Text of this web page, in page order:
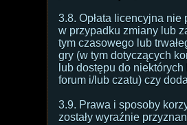
3.8. Opłata licencyjna
w przypadku zmiany lub
tym czasowego lub
gry (w tym dotyczących
lub dostępu do
forum i/lub czatu) czy
3.9. Prawa i sposoby
zostały wyraźnie